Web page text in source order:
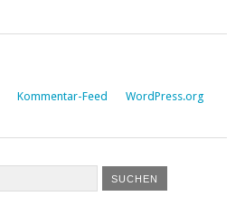
Kommentar-Feed WordPress.org